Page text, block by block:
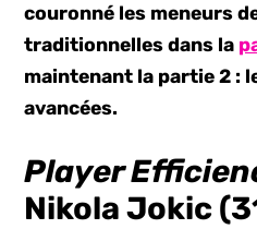
couronné les meneurs
traditionnelles dans la
maintenant la partie 2 :
avancées.
Player
Nikola Jokic